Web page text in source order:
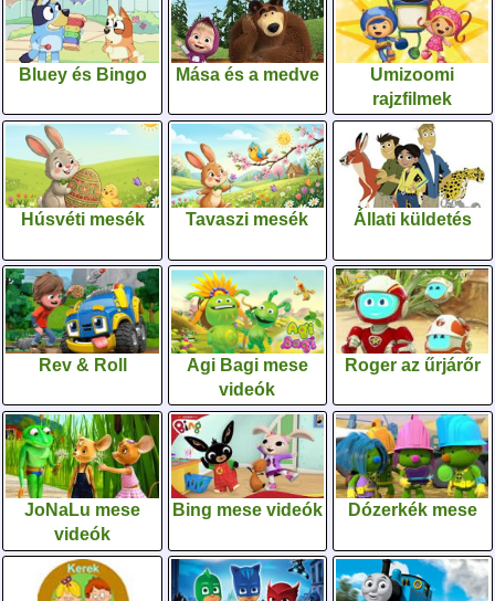
Bluey és Bingo Mása és a medve
Umizoomi
rajzfilmek
Húsvéti mesék Tavaszi mesék Állati küldetés
Rev & Roll
Agi Bagi mese
videók
Roger az űrjárőr
JoNaLu mese
videók
Bing mese videók Dózerkék mese